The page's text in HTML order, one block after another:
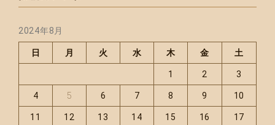
2024年8月
日 月 火 水 木 金 土
1 2 3
4 5 6 7 8 9 10
11 12 13 14 15 16 17